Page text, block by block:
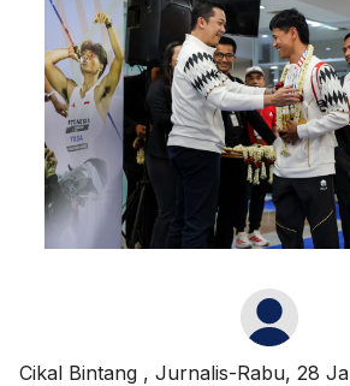
Cikal Bintang , Jurnalis-Rabu, 28